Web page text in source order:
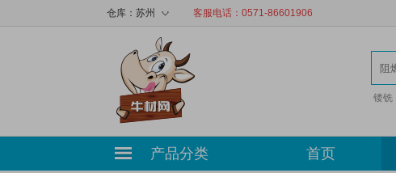
◇
仓库： 苏州 客服电话：0571-86601906
镂铣
产品分类 首页